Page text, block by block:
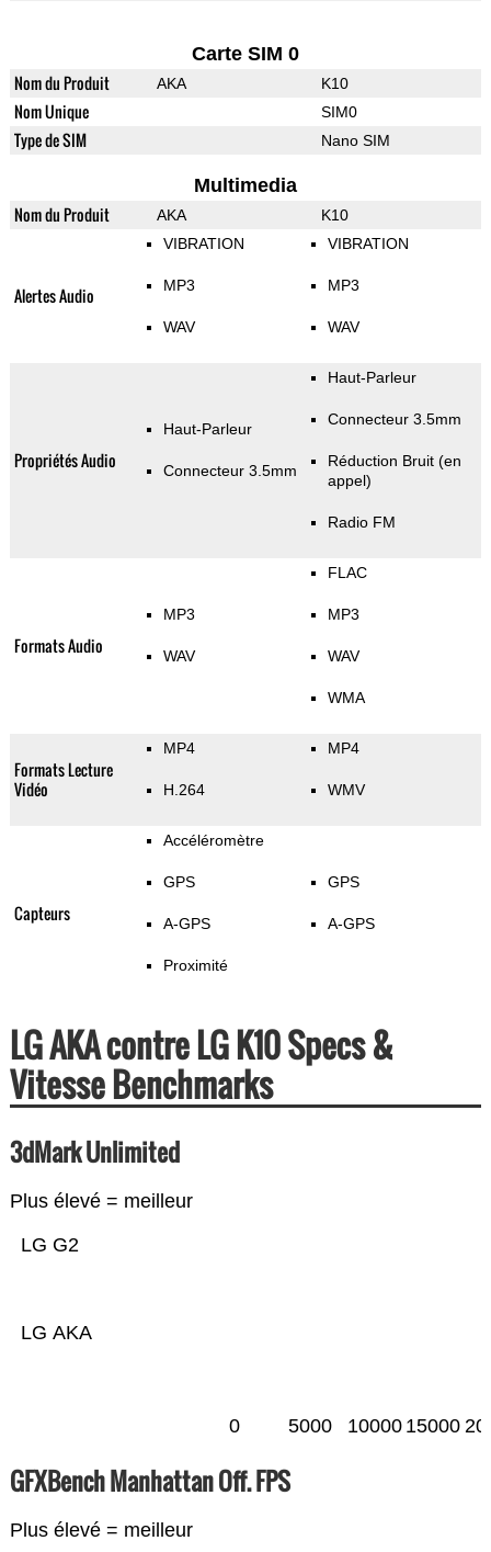
Carte SIM 0
Nom du Produit AKA K10
Nom Unique SIM0
Type de SIM Nano SIM
Multimedia
Nom du Produit AKA K10
Alertes Audio
VIBRATION
MP3
WAV
VIBRATION
MP3
WAV
Propriétés Audio
Haut-Parleur
Connecteur 3.5mm
Haut-Parleur
Connecteur 3.5mm
Réduction Bruit (en
appel)
Radio FM
Formats Audio
MP3
WAV
FLAC
MP3
WAV
WMA
Formats Lecture
Vidéo
MP4
H.264
MP4
WMV
Capteurs
Accéléromètre
GPS
A-GPS
Proximité
GPS
A-GPS
LG AKA contre LG K10 Specs &
Vitesse Benchmarks
3dMark Unlimited
Plus élevé = meilleur
LG AKA
LG G2
0 5000 10000 15000
GFXBench Manhattan Off. FPS
Plus élevé = meilleur